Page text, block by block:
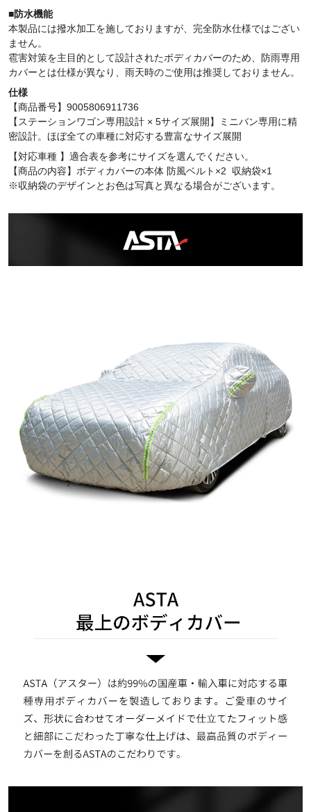
■防水機能
本製品には撥水加工を施しておりますが、完全防水仕様ではござい
ません。
雹害対策を主目的として設計されたボディカバーのため、防雨専用
カバーとは仕様が異なり、雨天時のご使用は推奨しておりません。
仕様
【商品番号】9005806911736
【ステーションワゴン専用設計 × 5サイズ展開】ミニバン専用に精
密設計。ほぼ全ての車種に対応する豊富なサイズ展開
【対応車種 】適合表を参考にサイズを選んでください。
【商品の内容】ボディカバーの本体 防風ベルト×2 収納袋×1
※収納袋のデザインとお色は写真と異なる場合がございます。